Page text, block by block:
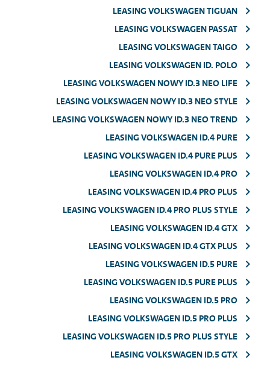
LEASING VOLKSWAGEN TIGUAN
LEASING VOLKSWAGEN PASSAT
LEASING VOLKSWAGEN TAIGO
LEASING VOLKSWAGEN ID. POLO
LEASING VOLKSWAGEN NOWY ID.3 NEO LIFE
LEASING VOLKSWAGEN NOWY ID.3 NEO STYLE
LEASING VOLKSWAGEN NOWY ID.3 NEO TREND
LEASING VOLKSWAGEN ID.4 PURE
LEASING VOLKSWAGEN ID.4 PURE PLUS
LEASING VOLKSWAGEN ID.4 PRO
LEASING VOLKSWAGEN ID.4 PRO PLUS
LEASING VOLKSWAGEN ID.4 PRO PLUS STYLE
LEASING VOLKSWAGEN ID.4 GTX
LEASING VOLKSWAGEN ID.4 GTX PLUS
LEASING VOLKSWAGEN ID.5 PURE
LEASING VOLKSWAGEN ID.5 PURE PLUS
LEASING VOLKSWAGEN ID.5 PRO
LEASING VOLKSWAGEN ID.5 PRO PLUS
LEASING VOLKSWAGEN ID.5 PRO PLUS STYLE
LEASING VOLKSWAGEN ID.5 GTX